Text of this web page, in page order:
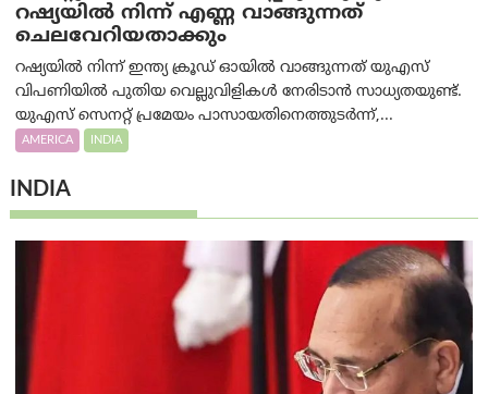
റഷ്യയിൽ നിന്ന് എണ്ണ വാങ്ങുന്നത്
ചെലവേറിയതാക്കും
റഷ്യയിൽ നിന്ന് ഇന്ത്യ ക്രൂഡ് ഓയിൽ വാങ്ങുന്നത് യുഎസ്
വിപണിയിൽ പുതിയ വെല്ലുവിളികൾ നേരിടാൻ സാധ്യതയുണ്ട്.
യുഎസ് സെനറ്റ് പ്രമേയം പാസായതിനെത്തുടർന്ന്,...
AMERICA INDIA
INDIA